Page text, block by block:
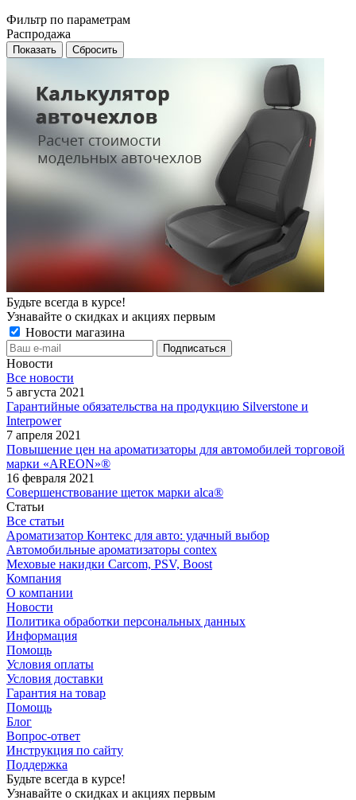
Фильтр по параметрам
Распродажа
Сбросить
Будьте всегда в курсе!
Узнавайте о скидках и акциях первым
Новости магазина
Новости
Все новости
5 августа 2021
Гарантийные обязательства на продукцию Silverstone и
Interpower
7 апреля 2021
Повышение цен на ароматизаторы для автомобилей торговой
марки «AREON»®
16 февраля 2021
Совершенствование щеток марки alca®
Статьи
Все статьи
Ароматизатор Контекс для авто: удачный выбор
Автомобильные ароматизаторы contex
Меховые накидки Carcom, PSV, Boost
Компания
О компании
Новости
Политика обработки персональных данных
Информация
Помощь
Условия оплаты
Условия доставки
Гарантия на товар
Помощь
Блог
Вопрос-ответ
Инструкция по сайту
Поддержка
Будьте всегда в курсе!
Узнавайте о скидках и акциях первым